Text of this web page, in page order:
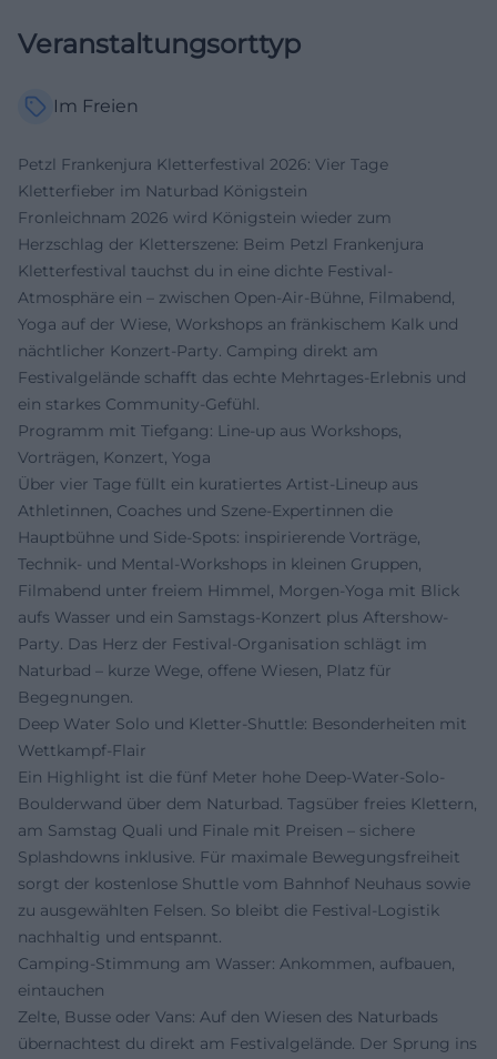
Veranstaltungsorttyp
Im Freien
Petzl Frankenjura Kletterfestival 2026: Vier Tage
Kletterfieber im Naturbad Königstein
Fronleichnam 2026 wird Königstein wieder zum
Herzschlag der Kletterszene: Beim Petzl Frankenjura
Kletterfestival tauchst du in eine dichte Festival-
Atmosphäre ein – zwischen Open-Air-Bühne, Filmabend,
Yoga auf der Wiese, Workshops an fränkischem Kalk und
nächtlicher Konzert-Party. Camping direkt am
Festivalgelände schafft das echte Mehrtages-Erlebnis und
ein starkes Community-Gefühl.
Programm mit Tiefgang: Line-up aus Workshops,
Vorträgen, Konzert, Yoga
Über vier Tage füllt ein kuratiertes Artist-Lineup aus
Athletinnen, Coaches und Szene-Expertinnen die
Hauptbühne und Side-Spots: inspirierende Vorträge,
Technik- und Mental-Workshops in kleinen Gruppen,
Filmabend unter freiem Himmel, Morgen-Yoga mit Blick
aufs Wasser und ein Samstags-Konzert plus Aftershow-
Party. Das Herz der Festival-Organisation schlägt im
Naturbad – kurze Wege, offene Wiesen, Platz für
Begegnungen.
Deep Water Solo und Kletter-Shuttle: Besonderheiten mit
Wettkampf-Flair
Ein Highlight ist die fünf Meter hohe Deep-Water-Solo-
Boulderwand über dem Naturbad. Tagsüber freies Klettern,
am Samstag Quali und Finale mit Preisen – sichere
Splashdowns inklusive. Für maximale Bewegungsfreiheit
sorgt der kostenlose Shuttle vom Bahnhof Neuhaus sowie
zu ausgewählten Felsen. So bleibt die Festival-Logistik
nachhaltig und entspannt.
Camping-Stimmung am Wasser: Ankommen, aufbauen,
eintauchen
Zelte, Busse oder Vans: Auf den Wiesen des Naturbads
übernachtest du direkt am Festivalgelände. Der Sprung ins